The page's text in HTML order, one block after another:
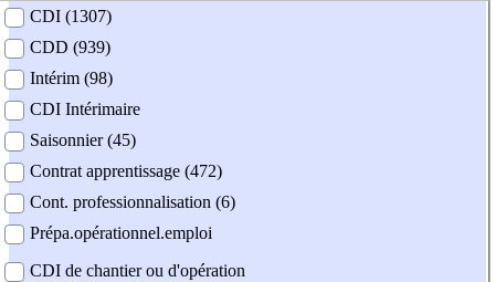
contrat
CDI (1307)
CDD (939)
Intérim (98)
CDI Intérimaire
Saisonnier (45)
Contrat apprentissage (472)
Cont. professionnalisation (6)
Prépa.opérationnel.emploi
CDI de chantier ou d'opération